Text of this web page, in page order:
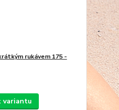
rukávem 175 -
variantu